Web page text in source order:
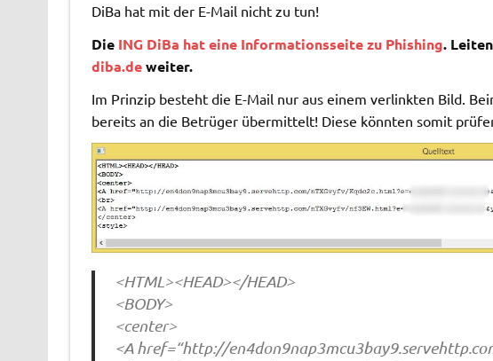
DiBa hat mit der E-Mail nicht zu tun!
DieING DiBa hat eine Informationsseite zu Phishing.
diba.deweiter.
Im Prinzip besteht die E-Mail nur aus einem verlinkten Bild.
bereits an die Betrüger übermittelt! Diese könnten somit
<HTML><HEAD></HEAD>
<BODY>
<center>
<A href=“http://